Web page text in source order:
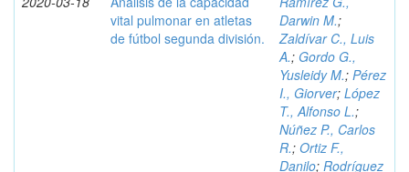
vital pulmonar en atletas
de fútbol segunda división.
Darwin M.;
Zaldívar C., Luis
A.; Gordo G.,
Yusleidy M.; Pérez
I., Giorver; López
T., Alfonso L.;
Núñez P., Carlos
R.; Ortiz F.,
Danilo; Rodríguez